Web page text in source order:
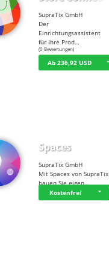
SupraTix GmbH
Der
Einrichtungsassistent
für Ihre Prod…
☆☆☆ ☆☆
(0 Bewertungen)
Ab 236,92 USD
Spaces
SupraTix GmbH
Mit Spaces von SupraTix
bauen Sie eigen…
Kostenfrei